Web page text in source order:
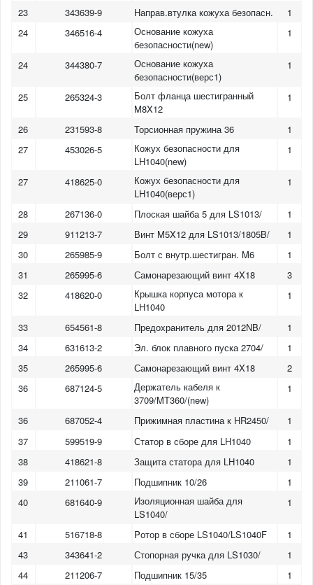
23 343639-9 Направ.втулка кожуха безопасн.
1
24
346516-4
Основание кожуха
безопасности(new)
1
24 344380-7
Основание кожуха
безопасности(верс1)
1
25 265324-3
Болт фланца шестигранный
M8X12
1
26 231593-8 Торсионная пружина 36
1
27
453026-5
Кожух безопасности для
LH1040(new)
1
27 418625-0
Кожух безопасности для
LH1040(верс1)
1
28 267136-0 Плоская шайба 5 для LS1013/
1
29
911213-7 Винт M5X12 для LS1013/1805B/
1
30
265985-9 Болт с внутр.шестигран. M6
1
31
265995-6 Самонарезающий винт 4X18
3
32
418620-0
Крышка корпуса мотора к
LH1040
1
33 654561-8 Предохранитель для 2012NB/
1
34
631613-2 Эл. блок плавного пуска 2704/
1
35
265995-6 Самонарезающий винт 4X18
2
36
687124-5
Держатель кабеля к
3709/MT360/(new)
1
36 687052-4 Прижимная пластина к HR2450/
1
37
599519-9 Статор в сборе для LH1040
1
38
418621-8 Защита статора для LH1040
1
39
211061-7 Подшипник 10/26
1
40
681640-9
Изоляционная шайба для
LS1040/
1
41 516718-8 Pотор в сборе LS1040/LS1040F
1
43
343641-2 Стопорная ручка для LS1030/
1
44
211206-7 Подшипник 15/35 1